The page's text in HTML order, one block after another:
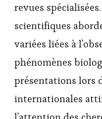
revues
scientifiques
variées liées à
phénomènes
présentations lors
internationales